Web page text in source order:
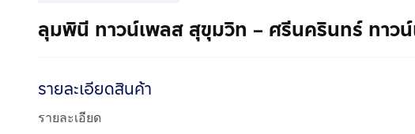
ลุมพินี ทาวน์เพลส สุขุมวิท – ศรีนครินทร์ ทาวน์
รายละเอียดสินค้า
รายละเอียด